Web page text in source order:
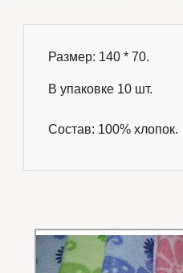
Размер: 140 * 70.
В упаковке 10 шт.
Состав: 100% хлопок.